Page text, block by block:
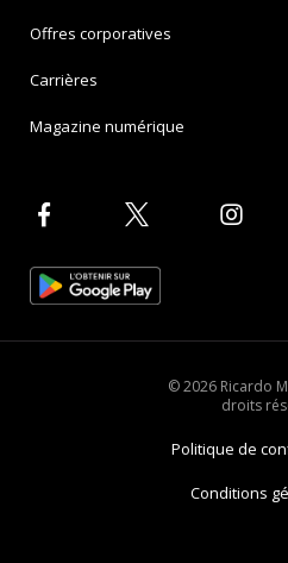
Offres corporatives
Carrières
Magazine numérique
© 2026 Ricardo
droits
Politique de
Conditions